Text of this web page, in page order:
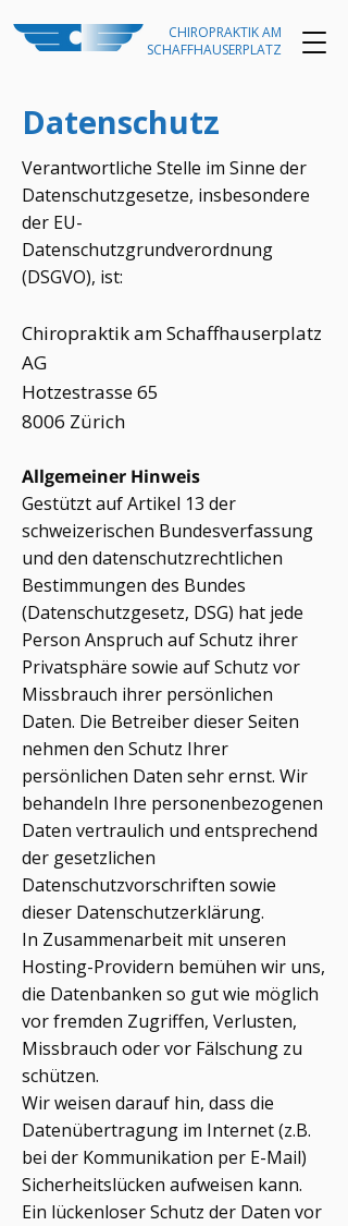
CHIROPRAKTIK AM
SCHAFFHAUSERPLATZ
Datenschutz
​Verantwortliche Stelle im Sinne der
Datenschutzgesetze, insbesondere
der EU-
Datenschutzgrundverordnung
(DSGVO), ist:
Chiropraktik am Schaffhauserplatz
AG
Hotzestrasse 65
8006 Zürich
Allgemeiner Hinweis
Gestützt auf Artikel 13 der
schweizerischen Bundesverfassung
und den datenschutzrechtlichen
Bestimmungen des Bundes
(Datenschutzgesetz, DSG) hat jede
Person Anspruch auf Schutz ihrer
Privatsphäre sowie auf Schutz vor
Missbrauch ihrer persönlichen
Daten. Die Betreiber dieser Seiten
nehmen den Schutz Ihrer
persönlichen Daten sehr ernst. Wir
behandeln Ihre personenbezogenen
Daten vertraulich und entsprechend
der gesetzlichen
Datenschutzvorschriften sowie
dieser Datenschutzerklärung.
In Zusammenarbeit mit unseren
Hosting-Providern bemühen wir uns,
die Datenbanken so gut wie möglich
vor fremden Zugriffen, Verlusten,
Missbrauch oder vor Fälschung zu
schützen.
Wir weisen darauf hin, dass die
Datenübertragung im Internet (z.B.
bei der Kommunikation per E-Mail)
Sicherheitslücken aufweisen kann.
Ein lückenloser Schutz der Daten vor